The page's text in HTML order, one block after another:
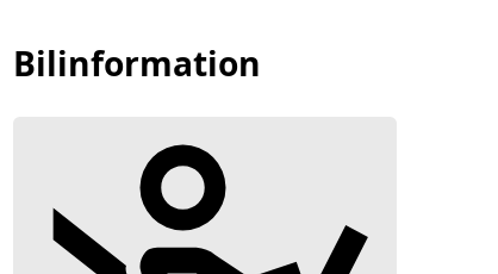
Bilinformation